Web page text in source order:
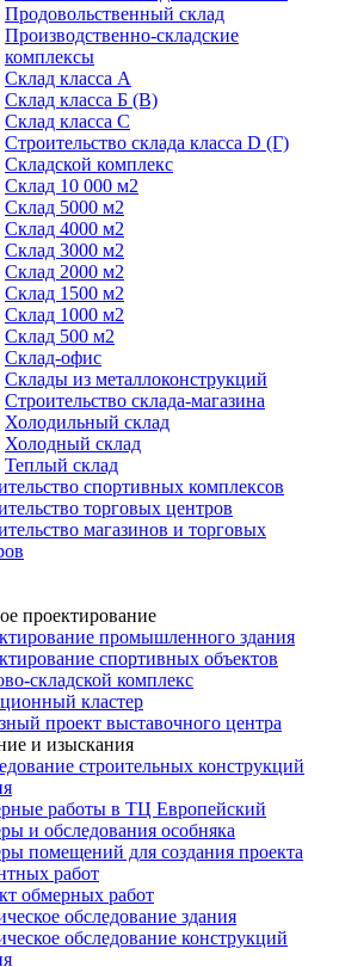
Продовольственный склад
Производственно-складские
комплексы
Склад класса А
Склад класса Б (B)
Склад класса С
Строительство склада класса D (Г)
Складской комплекс
Склад 10 000 м2
Склад 5000 м2
Склад 4000 м2
Склад 3000 м2
Склад 2000 м2
Склад 1500 м2
Склад 1000 м2
Склад 500 м2
Склад-офис
Склады из металлоконструкций
Строительство склада-магазина
Холодильный склад
Холодный склад
Теплый склад
спортивных комплексов
торговых центров
магазинов и торговых
проектирование
промышленного здания
спортивных объектов
складской комплекс
кластер
проект выставочного центра
и изыскания
строительных конструкций
работы в ТЦ Европейский
и обследования особняка
помещений для создания проекта
работ
обмерных работ
обследование здания
обследование конструкций